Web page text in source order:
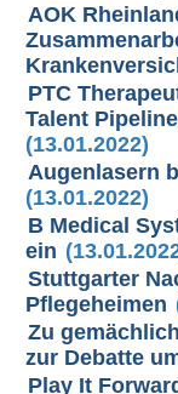
AOK
PTC
Talent
(13.01.2022)
Augenlasern
(13.01.2022)
B Medical
ein
Stuttgarter
Pflegeheimen
Zu
zur Debatte
Play It